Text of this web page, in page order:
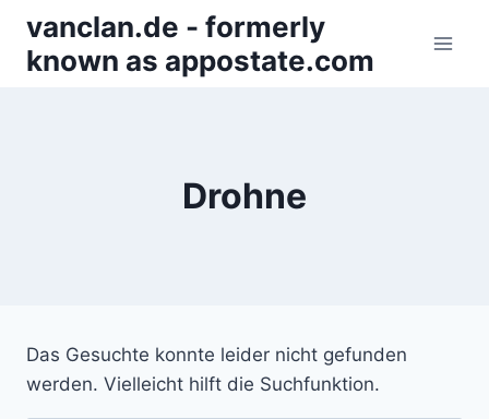
Inhalt
springen
vanclan.de - formerly
known as appostate.com
Drohne
Das Gesuchte konnte leider nicht gefunden
werden. Vielleicht hilft die Suchfunktion.